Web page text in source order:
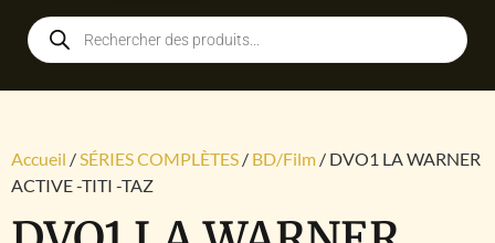
Accueil /SÉRIES COMPLÈTES / BD/Film / DVO1 LA WARNER
ACTIVE -TITI -TAZ